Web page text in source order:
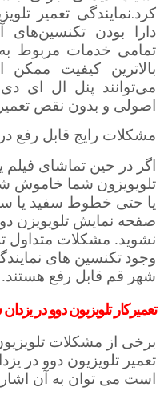
کرد.نمایندگی تعمیر
دارا بودن
تمامی خدمات مربوط به
بالاترین کیفیت ممکن
می‌توانند پنل ال
اصولی و بدون نقص
مشکلات رایج قابل رفع در
اگر در حین تماشای فیلم
تلویویزون شما خاموش شد
یا حتی خطوط سفید یا
صفحه نمایش تلویویزن
نشوید. مشکلات متداول
وجود تکنسین های
شهر قم قابل رفع هستند.
تعمیرکار تلویزیون دوو در
برخی از مشکلات
تعمیر تلویزیون دوو در
است می توان به آن